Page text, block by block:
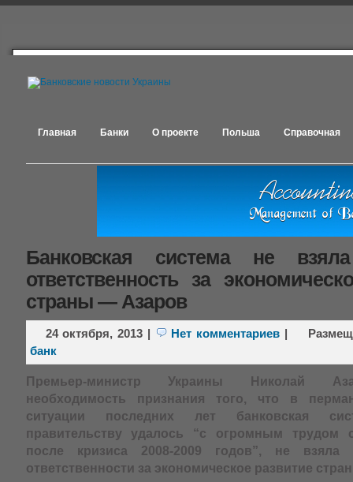
Главная Банки О проекте Польша Справочная
Банковская система не
ответственность за
страны — Азаров
24 октября, 2013 | Нет комментариев |
банк
Премьер-министр Украины Николай
необходимость признания того, что в
ситуации последних лет банковская
правительству удалось “с огромным трудом
после кризиса 2008-2009 годов”, не
ответственности за экономическое развитие